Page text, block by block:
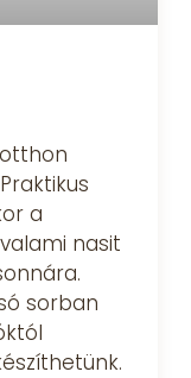
a
nasit
sorban